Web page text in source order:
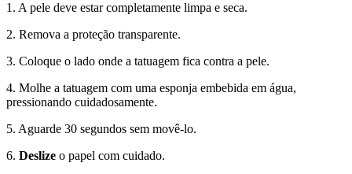
1. A pele deve estar completamente limpa e seca.
2. Remova a proteção transparente.
3. Coloque o lado onde a tatuagem fica contra a pele.
4. Molhe a tatuagem com uma esponja embebida em água,
pressionando cuidadosamente.
5. Aguarde 30 segundos sem movê-lo.
6. Deslize o papel com cuidado.